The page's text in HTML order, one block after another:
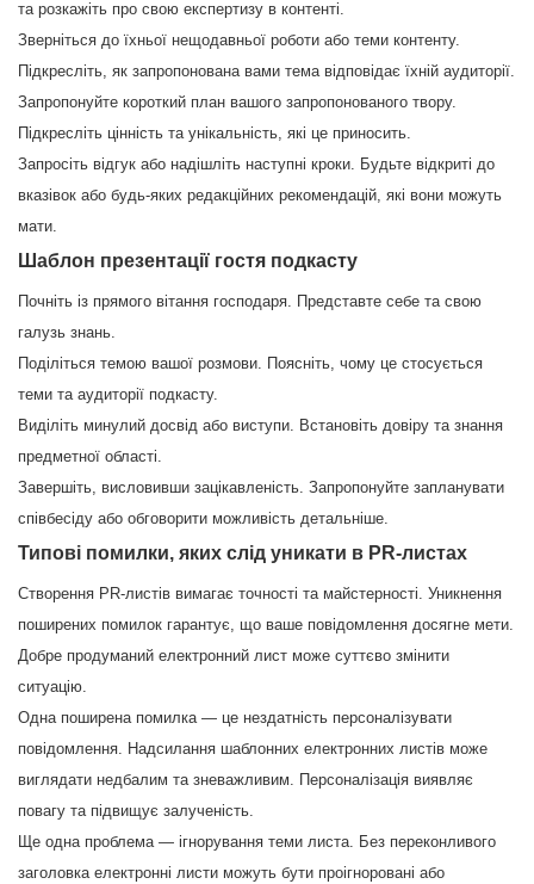
та розкажіть про свою експертизу в контенті.
Зверніться до їхньої нещодавньої роботи або теми контенту.
Підкресліть, як запропонована вами тема відповідає їхній аудиторії.
Запропонуйте короткий план вашого запропонованого твору.
Підкресліть цінність та унікальність, які це приносить.
Запросіть відгук або надішліть наступні кроки. Будьте відкриті до
вказівок або будь-яких редакційних рекомендацій, які вони можуть
мати.
Шаблон презентації гостя подкасту
Почніть із прямого вітання господаря. Представте себе та свою
галузь знань.
Поділіться темою вашої розмови. Поясніть, чому це стосується
теми та аудиторії подкасту.
Виділіть минулий досвід або виступи. Встановіть довіру та знання
предметної області.
Завершіть, висловивши зацікавленість. Запропонуйте запланувати
співбесіду або обговорити можливість детальніше.
Типові помилки, яких слід уникати в PR-листах
Створення PR-листів вимагає точності та майстерності. Уникнення
поширених помилок гарантує, що ваше повідомлення досягне мети.
Добре продуманий електронний лист може суттєво змінити
ситуацію.
Одна поширена помилка — це нездатність персоналізувати
повідомлення. Надсилання шаблонних електронних листів може
виглядати недбалим та зневажливим. Персоналізація виявляє
повагу та підвищує залученість.
Ще одна проблема — ігнорування теми листа. Без переконливого
заголовка електронні листи можуть бути проігноровані або